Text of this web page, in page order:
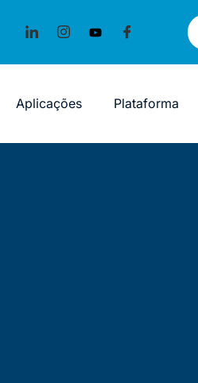
Aplicações Plataforma